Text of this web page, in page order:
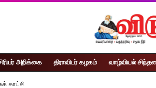
அறிக்கை திராவிடர் கழகம் வாழ்வியல்
காட்சி